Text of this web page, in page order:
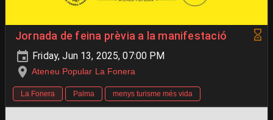
Jornada de feina prèvia a la manifestació
Friday, Jun 13, 2025, 07:00 PM
Ateneu Popular La Fonera
La Fonera Palma menys turisme més vida